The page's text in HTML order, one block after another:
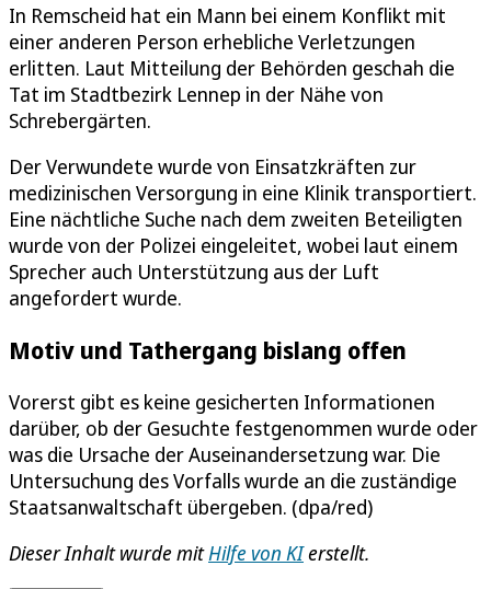
In Remscheid hat ein Mann bei einem Konflikt mit
einer anderen Person erhebliche Verletzungen
erlitten. Laut Mitteilung der Behörden geschah die
Tat im Stadtbezirk Lennep in der Nähe von
Schrebergärten.
Der Verwundete wurde von Einsatzkräften zur
medizinischen Versorgung in eine Klinik transportiert.
Eine nächtliche Suche nach dem zweiten Beteiligten
wurde von der Polizei eingeleitet, wobei laut einem
Sprecher auch Unterstützung aus der Luft
angefordert wurde.
Motiv und Tathergang bislang offen
Vorerst gibt es keine gesicherten Informationen
darüber, ob der Gesuchte festgenommen wurde oder
was die Ursache der Auseinandersetzung war. Die
Untersuchung des Vorfalls wurde an die zuständige
Staatsanwaltschaft übergeben. (dpa/red)
Dieser Inhalt wurde mitHilfe von KIerstellt.